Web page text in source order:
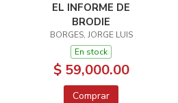
EL INFORME DE
BRODIE
BORGES, JORGE LUIS
En stock
$ 59,000.00
Comprar